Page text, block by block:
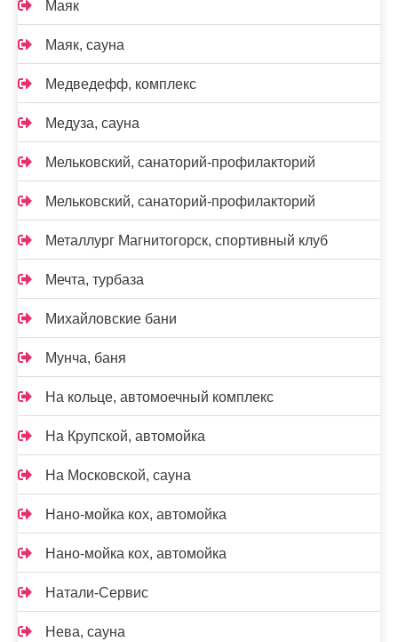
Маяк
Маяк, сауна
Медведефф, комплекс
Медуза, сауна
Мельковский, санаторий-профилакторий
Мельковский, санаторий-профилакторий
Металлург Магнитогорск, спортивный клуб
Мечта, турбаза
Михайловские бани
Мунча, баня
На кольце, автомоечный комплекс
На Крупской, автомойка
На Московской, сауна
Нано-мойка кох, автомойка
Нано-мойка кох, автомойка
Натали-Сервис
Нева, сауна